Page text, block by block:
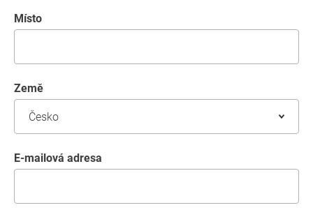
místo
země
E-mailová adresa